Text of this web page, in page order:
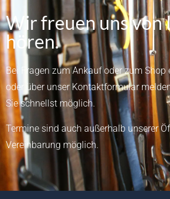
Wir freuen uns von
hören.
Bei Fragen zum Ankauf oder zum
oder über unser Kontaktformular
Sie schnellst möglich.
Termine sind auch außerhalb unserer
Vereinbarung möglich.